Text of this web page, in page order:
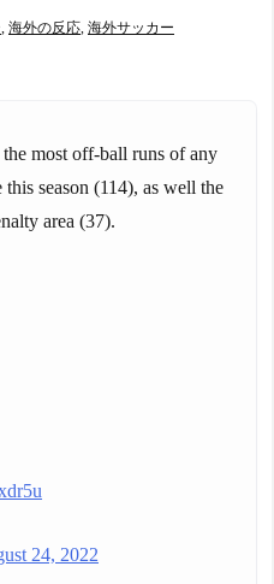
を開発。これこそノーベル
監督が抱負を語る
球 阪神・巨人戦の展開が劇
的過ぎた！」
中国人「日本を代表する
「あの乳酸菌飲料！」「188
4年から続くあれ！」
海外の反応 海外サッカー
most off-ball runs of any
season (114), as well the
area (37).
24, 2022